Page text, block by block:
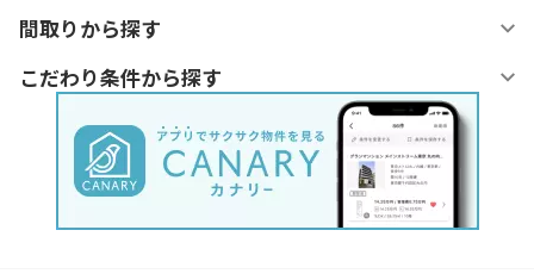
間取りから探す
こだわり条件から探す